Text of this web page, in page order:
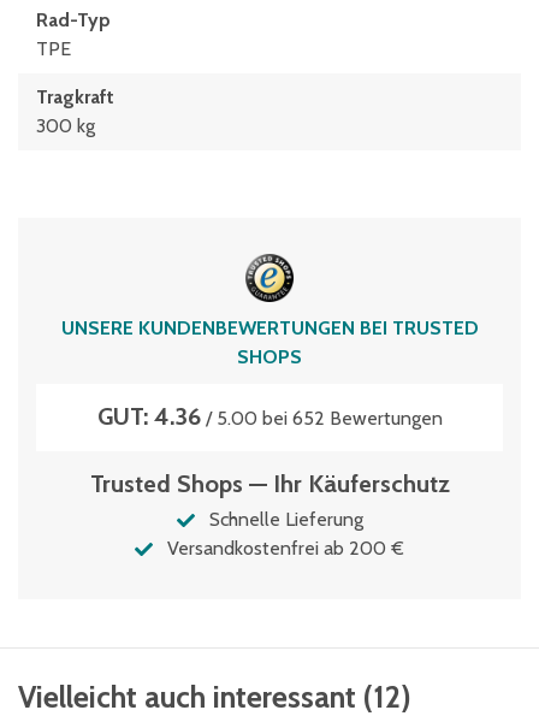
Rad-Typ
TPE
Tragkraft
300 kg
UNSERE KUNDENBEWERTUNGEN BEI TRUSTED
SHOPS
GUT: 4.36/ 5.00 bei 652 Bewertungen
Trusted Shops — Ihr Käuferschutz
Schnelle Lieferung
Versandkostenfrei ab 200 €
Vielleicht auch interessant (12)